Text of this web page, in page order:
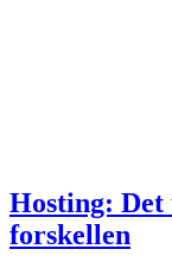
Hosting: Det
forskellen